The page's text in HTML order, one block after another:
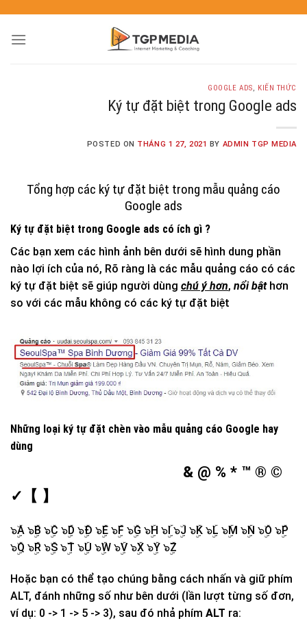
GOOGLE ADS, KIẾN THỨC
Ký tự đặt biệt trong Google ads
POSTED ON THÁNG 1 27, 2021 BY ADMIN TGP MEDIA
Tổng hợp các ký tự đặt biệt trong mẫu quảng cáo
Google ads
Ký tự đặt biệt trong Google ads có ích gì ?
Các bạn xem các hình ảnh bên dưới sẽ hình dung phần
nào lợi ích của nó, Rõ ràng là các mẫu quảng cáo có các
ký tự đặt biệt sẽ giúp người dùng chú ý hơn, nổi bậthơn
so với các mẫu không có các ký tự đặt biệt
Những loại ký tự đặt chèn vào mẫu quảng cáo Google hay
dùng
& @ % * ™ ® ©
✓【 】
๖ۣۜA ๖ۣۜB ๖ۣۜC ๖ۣۜD ๖ۣۜĐ ๖ۣۜE ๖ۣۜF ๖ۣۜG ๖ۣۜH ๖ۣۜI ๖ۣۜJ ๖ۣۜK ๖ۣۜL ๖ۣۜM ๖ۣۜN ๖ۣۜO ๖ۣۜP
๖ۣۜQ ๖ۣۜR ๖ۣۜS ๖ۣۜT ๖ۣۜU ๖ۣۜW ๖ۣۜV ๖ۣۜX ๖ۣۜY ๖ۣۜZ
Hoặc bạn có thể tạo chúng bằng cách nhấn và giữ phím
ALT, đánh những số như bên dưới (lần lượt từng số đơn,
ví dụ: 0 -> 1 -> 5 -> 3), sau đó nhả phím ALT ra: